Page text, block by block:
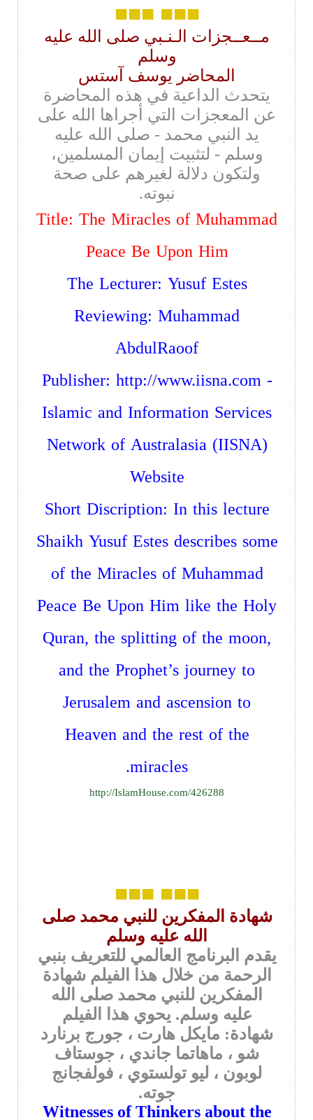
■■■
■■■
مــعــجزات الـنـبي صلى الله عليه
وسلم
المحاضر يوسف آستس
يتحدث الداعية في هذه المحاضرة
عن المعجزات التي أجراها الله على
يد النبي محمد - صلى الله عليه
وسلم - لتثبيت إيمان المسلمين،
ولتكون دلالة لغيرهم على صحة
نبوته.
Title: The Miracles of Muhammad
Peace Be Upon Him
The Lecturer: Yusuf Estes
Reviewing: Muhammad
AbdulRaoof
Publisher: http://www.iisna.com-
Islamic and Information Services
Network of Australasia (IISNA)
Website
Short Discription: In this lecture
Shaikh Yusuf Estes describes some
of the Miracles of Muhammad
Peace Be Upon Him like the Holy
Quran, the splitting of the moon,
and the Prophet’s journey to
Jerusalem and ascension to
Heaven and the rest of the
miracles.
http://IslamHouse.com/426288
■■■
■■■
شهادة المفكرين للنبي محمد صلى
الله عليه وسلم
يقدم البرنامج العالمي للتعريف بنبي
الرحمة من خلال هذا الفيلم شهادة
المفكرين للنبي محمد صلى الله
عليه وسلم. يحوي هذا الفيلم
شهادة: مايكل هارت ، جورج برنارد
شو ، ماهاتما جاندي ، جوستاف
لوبون ، ليو تولستوي ، فولفجانج
جوته.
Witnesses of Thinkers about the